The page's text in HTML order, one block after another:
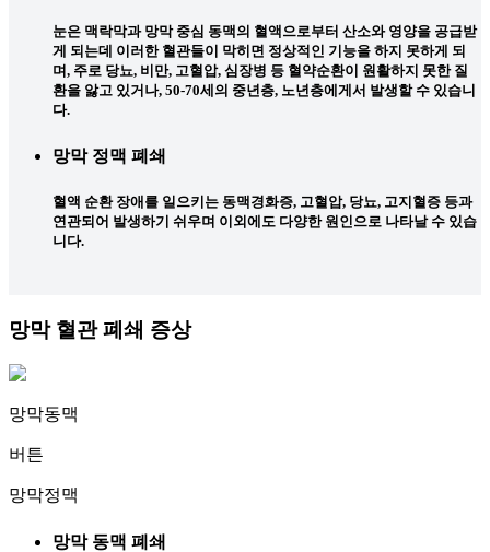
눈은 맥락막과 망막 중심 동맥의 혈액으로부터 산소와 영양을 공급받
게 되는데 이러한 혈관들이 막히면 정상적인 기능을 하지 못하게 되
며, 주로 당뇨, 비만, 고혈압, 심장병 등 혈약순환이 원활하지 못한 질
환을 앓고 있거나, 50-70세의 중년층, 노년층에게서 발생할 수 있습니
다.
망막 정맥 폐쇄
혈액 순환 장애를 일으키는 동맥경화증, 고혈압, 당뇨, 고지혈증 등과
연관되어 발생하기 쉬우며 이외에도 다양한 원인으로 나타날 수 있습
니다.
망막 혈관 폐쇄 증상
망막동맥
버튼
망막정맥
망막 동맥 폐쇄